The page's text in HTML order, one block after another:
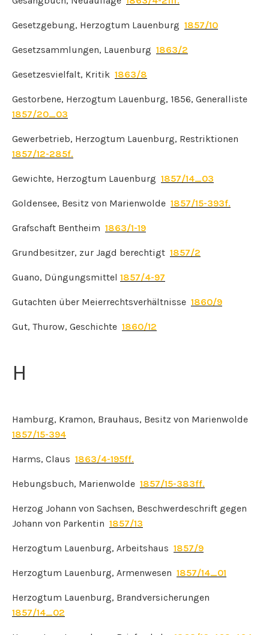
Gesetzgebung, Herzogtum Lauenburg 1857/10
Gesetzsammlungen, Lauenburg 1863/2
Gesetzesvielfalt, Kritik 1863/8
Gestorbene, Herzogtum Lauenburg, 1856, Generalliste
1857/20_03
Gewerbetrieb, Herzogtum Lauenburg, Restriktionen
1857/12-285f.
Gewichte, Herzogtum Lauenburg 1857/14_03
Goldensee, Besitz von Marienwolde 1857/15-393f.
Grafschaft Bentheim 1863/1-19
Grundbesitzer, zur Jagd berechtigt 1857/2
Guano, Düngungsmittel 1857/4-97
Gutachten über Meierrechtsverhältnisse 1860/9
Gut, Thurow, Geschichte 1860/12
H
Hamburg, Kramon, Brauhaus, Besitz von Marienwolde
1857/15-394
Harms, Claus 1863/4-195ff.
Hebungsbuch, Marienwolde 1857/15-383ff.
Herzog Johann von Sachsen, Beschwerdeschrift gegen
Johann von Parkentin 1857/13
Herzogtum Lauenburg, Arbeitshaus 1857/9
Herzogtum Lauenburg, Armenwesen 1857/14_01
Herzogtum Lauenburg, Brandversicherungen
1857/14_02